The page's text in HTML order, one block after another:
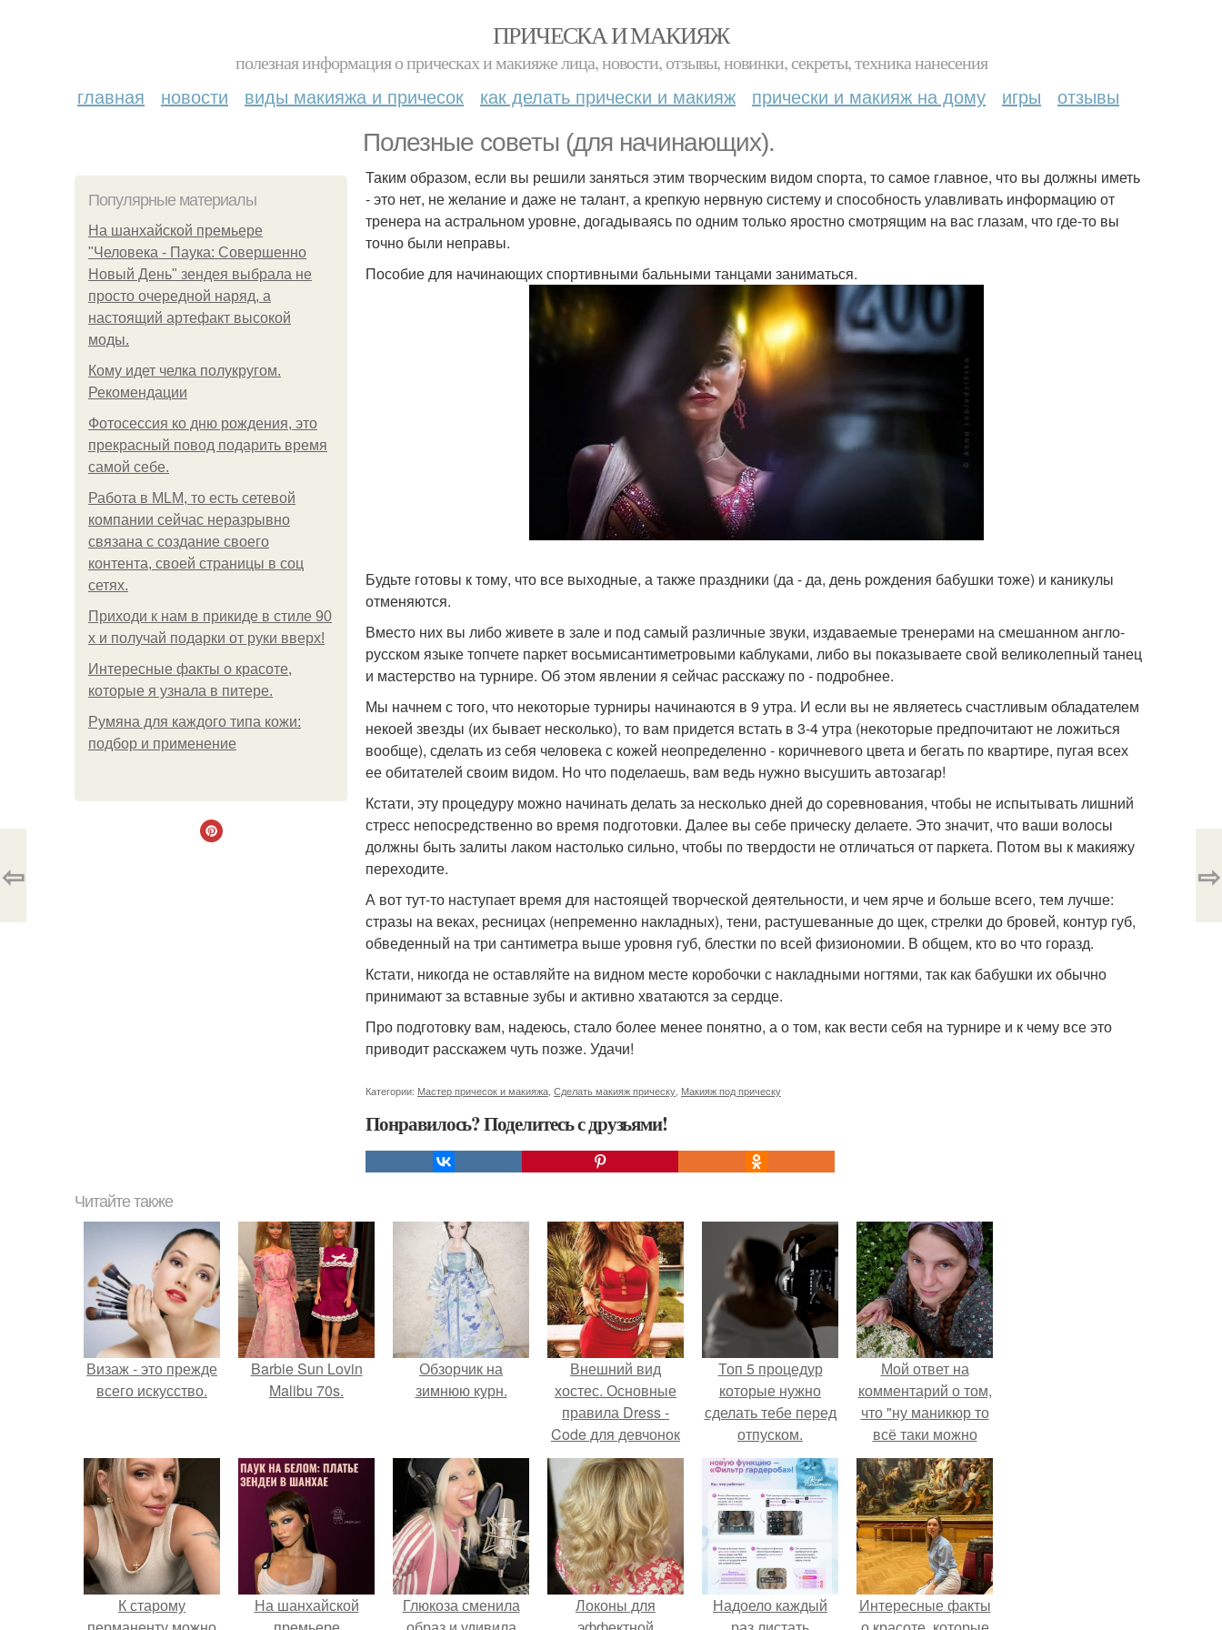
ПРИЧЕСКА И МАКИЯЖ
полезная информация о прическах и макияже лица, новости, отзывы, новинки, секреты, техника нанесения
главная новости виды макияжа и причесок как делать прически и макияж прически и макияж на дому игры отзывы
Полезные советы (для начинающих).
Популярные материалы
На шанхайской премьере
"Человека - Паука: Совершенно
Новый День" зендея выбрала не
просто очередной наряд, а
настоящий артефакт высокой
моды.
Кому идет челка полукругом.
Рекомендации
Фотосессия ко дню рождения, это
прекрасный повод подарить время
самой себе.
Работа в MLM, то есть сетевой
компании сейчас неразрывно
связана с создание своего
контента, своей страницы в соц
сетях.
Приходи к нам в прикиде в стиле 90
х и получай подарки от руки вверх!
Интересные факты о красоте,
которые я узнала в питере.
Румяна для каждого типа кожи:
подбор и применение
Таким образом, если вы решили заняться этим творческим видом спорта, то самое главное, что вы должны иметь
- это нет, не желание и даже не талант, а крепкую нервную систему и способность улавливать информацию от
тренера на астральном уровне, догадываясь по одним только яростно смотрящим на вас глазам, что где-то вы
точно были неправы.
Пособие для начинающих спортивными бальными танцами заниматься.
Будьте готовы к тому, что все выходные, а также праздники (да - да, день рождения бабушки тоже) и каникулы
отменяются.
Вместо них вы либо живете в зале и под самый различные звуки, издаваемые тренерами на смешанном англо-
русском языке топчете паркет восьмисантиметровыми каблуками, либо вы показываете свой великолепный танец
и мастерство на турнире. Об этом явлении я сейчас расскажу по - подробнее.
Мы начнем с того, что некоторые турниры начинаются в 9 утра. И если вы не являетесь счастливым обладателем
некоей звезды (их бывает несколько), то вам придется встать в 3-4 утра (некоторые предпочитают не ложиться
вообще), сделать из себя человека с кожей неопределенно - коричневого цвета и бегать по квартире, пугая всех
ее обитателей своим видом. Но что поделаешь, вам ведь нужно высушить автозагар!
Кстати, эту процедуру можно начинать делать за несколько дней до соревнования, чтобы не испытывать лишний
стресс непосредственно во время подготовки. Далее вы себе прическу делаете. Это значит, что ваши волосы
должны быть залиты лаком настолько сильно, чтобы по твердости не отличаться от паркета. Потом вы к макияжу
переходите.
А вот тут-то наступает время для настоящей творческой деятельности, и чем ярче и больше всего, тем лучше:
стразы на веках, ресницах (непременно накладных), тени, растушеванные до щек, стрелки до бровей, контур губ,
обведенный на три сантиметра выше уровня губ, блестки по всей физиономии. В общем, кто во что горазд.
Кстати, никогда не оставляйте на видном месте коробочки с накладными ногтями, так как бабушки их обычно
принимают за вставные зубы и активно хватаются за сердце.
Про подготовку вам, надеюсь, стало более менее понятно, а о том, как вести себя на турнире и к чему все это
приводит расскажем чуть позже. Удачи!
Категории: Мастер причесок и макияжа Сделать макияж прическу Макияж под прическу
Понравилось? Поделитесь с друзьями!
⇦ ⇨
Читайте также
Визаж - это прежде
всего искусство.
Barbie Sun Lovin
Malibu 70s.
Обзорчик на
зимнюю курн.
Внешний вид
хостес. Основные
правила Dress -
Code для девчонок
на вакансию
хостесс!
Топ 5 процедур
которые нужно
сделать тебе перед
отпуском.
Мой ответ на
комментарий о том,
что "ну маникюр то
всё таки можно
было бы сделать.
К старому
На шанхайской
Глюкоза сменила
Локоны для
Надоело каждый
Интересные факты